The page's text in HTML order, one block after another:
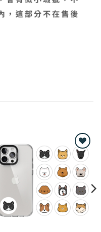
Add to
wishlist